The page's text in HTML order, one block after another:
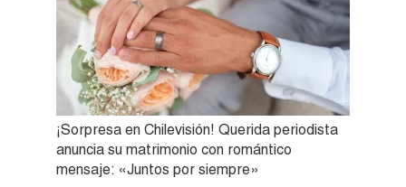
¡Sorpresa en Chilevisión! Querida periodista
anuncia su matrimonio con romántico
mensaje: «Juntos por siempre»